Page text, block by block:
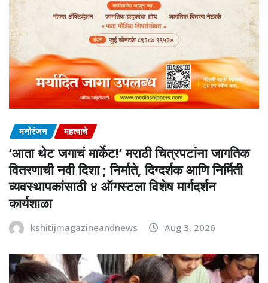
मनोरंजन महत्वाचे
‘आता थेट जगाचं मार्केट!’ मराठी चित्रपटांना जागतिक
वितरणाची नवी दिशा ; निर्माते, दिग्दर्शक आणि निर्मिती
व्यवस्थापकांसाठी ४ ऑगस्टला विशेष मार्गदर्शन
कार्यशाळा
kshitijmagazineandnews Aug 3, 2026